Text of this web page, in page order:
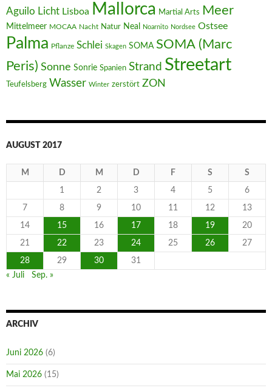
Aguilo Licht Lisboa Mallorca Martial Arts Meer
Mittelmeer MOCAA Nacht Natur Neal Noarnito Nordsee Ostsee
Palma Pflanze Schlei Skagen SOMA SOMA (Marc
Peris) Sonne Sonrie Spanien Strand Streetart
Teufelsberg Wasser Winter zerstört ZON
AUGUST 2017
M D M D F S S
1 2 3 4 5 6
7 8 9 10 11 12 13
14 15 16 17 18 19 20
21 22 23 24 25 26 27
28 29 30
31
« Juli
Sep. »
ARCHIV
Juni 2026 (6)
Mai 2026 (15)